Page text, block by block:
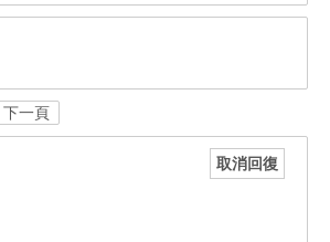
下一頁
取消回復